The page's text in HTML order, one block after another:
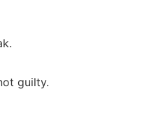
guilty.